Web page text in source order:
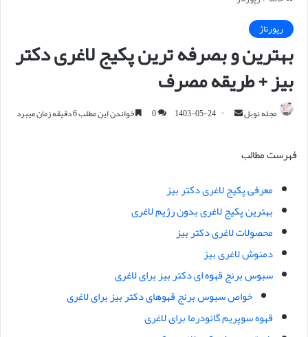
رپورتاژ
بهترین و بصرفه ترین پکیج لاغری دکتر
بیز + طریقه مصرف
مجله نوبل
ا
ی
م
ل
1403-05-24
0 خواندن این مطلب 6 دقیقه زمان میبرد
فهرست مطالب
معرفی پکیج لاغری دکتر بیز
بهترین پکیج لاغری بدون رژیم لاغری
محصولات لاغری دکتر بیز
دمنوش لاغری بیز
سبوس برنج قهوه ای دکتر بیز برای لاغری
خواص سبوس برنج قهوهای دکتر بیز برای لاغری
قهوه سوپریم گانودرما برای لاغری